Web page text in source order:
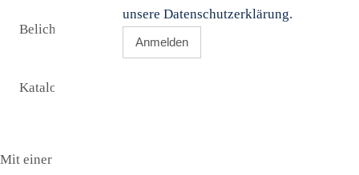
Belichtungszeit:
600 s pro L-
Katalogname:
Mit einer
unsere Datenschutzerklärung.